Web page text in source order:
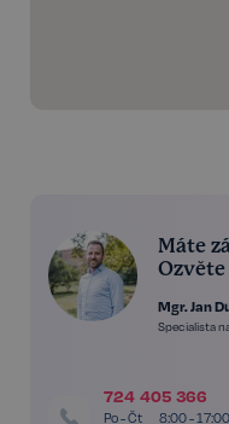
Máte
Ozvěte
Mgr. Jan
Specialista
724 405 366
Po - Čt
8:00 - 17:00